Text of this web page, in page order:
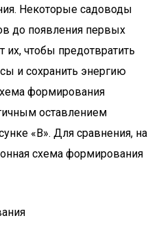
Некоторые садоводы
до появления первых
чтобы предотвратить
и сохранить энергию
формирования
оставлением
«В». Для сравнения, на
схема формирования